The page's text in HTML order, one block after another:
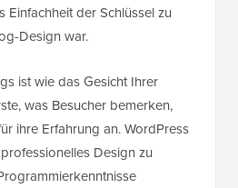
Einfachheit der Schlüssel zu
Design war.
ist wie das Gesicht Ihrer
was Besucher bemerken,
ihre Erfahrung an. WordPress
Design zu